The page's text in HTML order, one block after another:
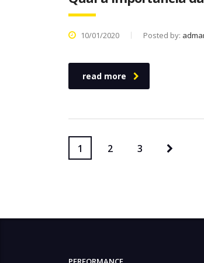
10/01/2020 Posted by:
read more
1 2 3